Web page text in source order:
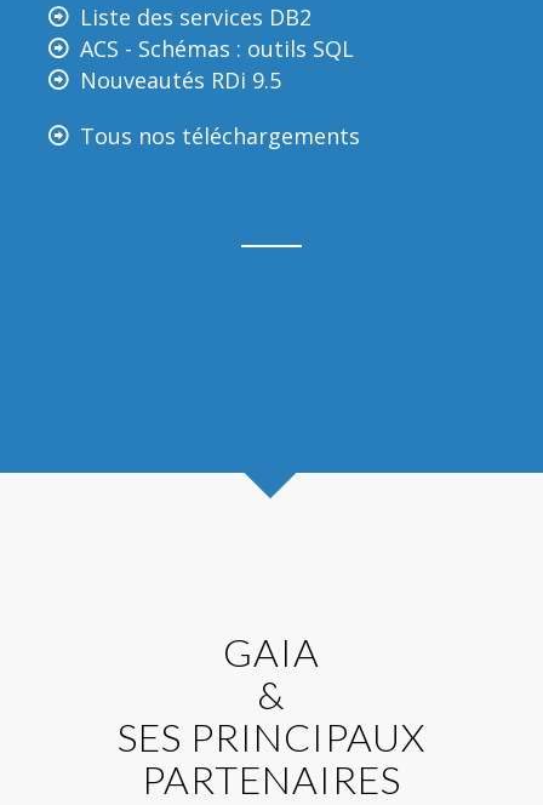
Liste des services DB2
ACS - Schémas : outils SQL
Nouveautés RDi 9.5
Tous nos téléchargements
GAIA
&
SES PRINCIPAUX
PARTENAIRES